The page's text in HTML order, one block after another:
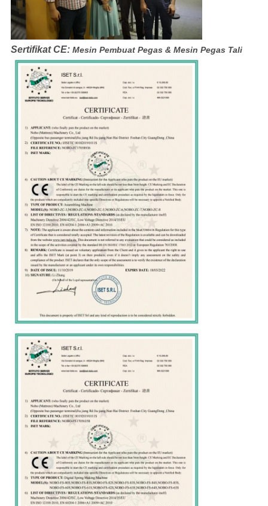
Sertifikat CE: Mesin Pembuat Pegas & Mesin Pegas Tali